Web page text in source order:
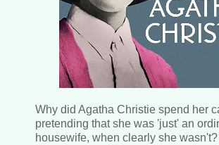
Why did Agatha Christie spend her
pretending that she was 'just' an
housewife, when clearly she